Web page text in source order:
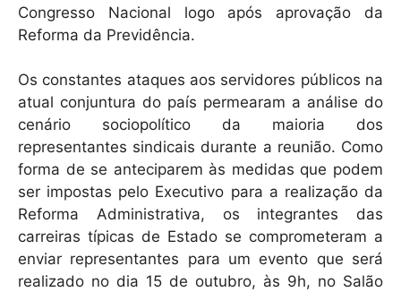
Congresso Nacional logo após aprovação da
Reforma da Previdência.
Os constantes ataques aos servidores públicos na
atual conjuntura do país permearam a análise do
cenário sociopolítico da maioria dos
representantes sindicais durante a reunião. Como
forma de se anteciparem às medidas que podem
ser impostas pelo Executivo para a realização da
Reforma Administrativa, os integrantes das
carreiras típicas de Estado se comprometeram a
enviar representantes para um evento que será
realizado no dia 15 de outubro, às 9h, no Salão